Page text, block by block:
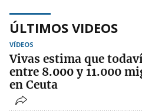
ÚLTIMOS VIDEOS
VÍDEOS
Vivas estima que
entre 8.000 y 11.000
en Ceuta